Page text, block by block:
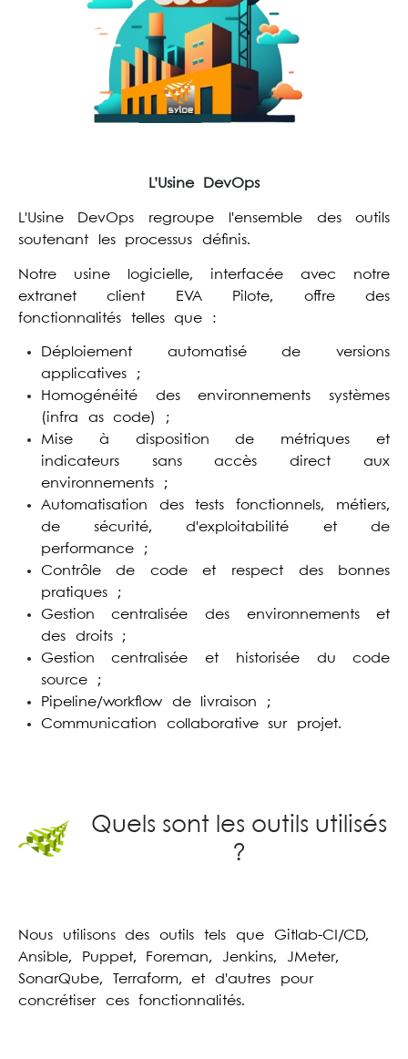
L’Usine DevOps
L'Usine DevOps regroupe l'ensemble des outils
soutenant les processus définis.
Notre usine logicielle, interfacée avec notre
extranet client EVA Pilote, offre des
fonctionnalités telles que :
Déploiement automatisé de versions
applicatives ;
Homogénéité des environnements systèmes
(infra as code) ;
Mise à disposition de métriques et
indicateurs sans accès direct aux
environnements ;
Automatisation des tests fonctionnels, métiers,
de sécurité, d'exploitabilité et de
performance ;
Contrôle de code et respect des bonnes
pratiques ;
Gestion centralisée des environnements et
des droits ;
Gestion centralisée et historisée du code
source ;
Pipeline/workflow de livraison ;
Communication collaborative sur projet.
Quels sont les outils utilisés
?
Nous utilisons des outils tels que Gitlab-CI/CD,
Ansible, Puppet, Foreman, Jenkins, JMeter,
SonarQube, Terraform, et d'autres pour
concrétiser ces fonctionnalités.